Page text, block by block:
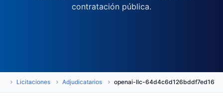
contratación pública.
Licitaciones Adjudicatarios openai-llc-